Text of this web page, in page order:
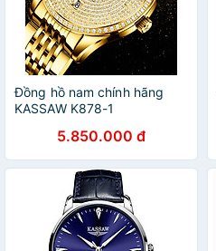
Đồng hồ nam chính hãng
KASSAW K878-1
5.850.000 đ